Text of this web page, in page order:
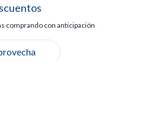
comprando con anticipación